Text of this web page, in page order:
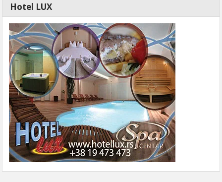
Hotel LUX